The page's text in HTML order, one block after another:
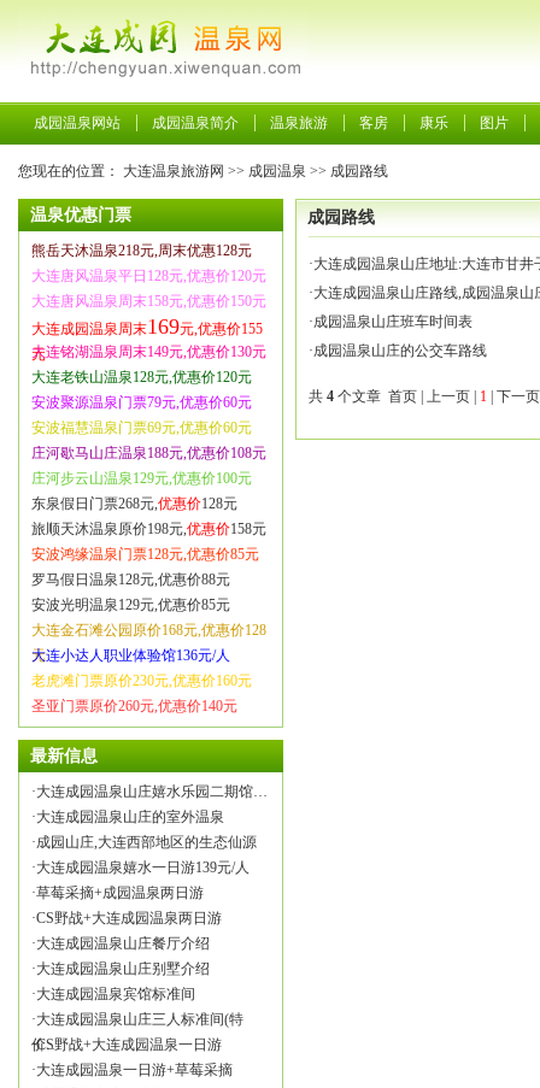
成园温泉网站 成园温泉简介 温泉旅游 客房 康乐 图片
您现在的位置： 大连温泉旅游网 >> 成园温泉 >> 成园路线
温泉优惠门票
熊岳天沐温泉218元,周末优惠128元
大连唐风温泉平日128元,优惠价120元
大连唐风温泉周末158元,优惠价150元
大连成园温泉周末169元,优惠价155
元
大连铭湖温泉周末149元,优惠价130元
大连老铁山温泉128元,优惠价120元
安波聚源温泉门票79元,优惠价60元
安波福慧温泉门票69元,优惠价60元
庄河歇马山庄温泉188元,优惠价108元
庄河步云山温泉129元,优惠价100元
东泉假日门票268元,优惠价128元
旅顺天沐温泉原价198元,优惠价158元
安波鸿缘温泉门票128元,优惠价85元
罗马假日温泉128元,优惠价88元
安波光明温泉129元,优惠价85元
大连金石滩公园原价168元,优惠价128
元
大连小达人职业体验馆136元/人
老虎滩门票原价230元,优惠价160元
圣亚门票原价260元,优惠价140元
最新信息
·大连成园温泉山庄嬉水乐园二期馆…
·大连成园温泉山庄的室外温泉
·成园山庄,大连西部地区的生态仙源
·大连成园温泉嬉水一日游139元/人
·草莓采摘+成园温泉两日游
·CS野战+大连成园温泉两日游
·大连成园温泉山庄餐厅介绍
·大连成园温泉山庄别墅介绍
·大连成园温泉宾馆标准间
·大连成园温泉山庄三人标准间(特
价…
·CS野战+大连成园温泉一日游
·大连成园温泉一日游+草莓采摘
成园路线
·大连成园温泉山庄地址:大连市甘井
·大连成园温泉山庄路线,成园温泉山
·成园温泉山庄班车时间表
·成园温泉山庄的公交车路线
共 4 个文章 首页 | 上一页 | 1 | 下一